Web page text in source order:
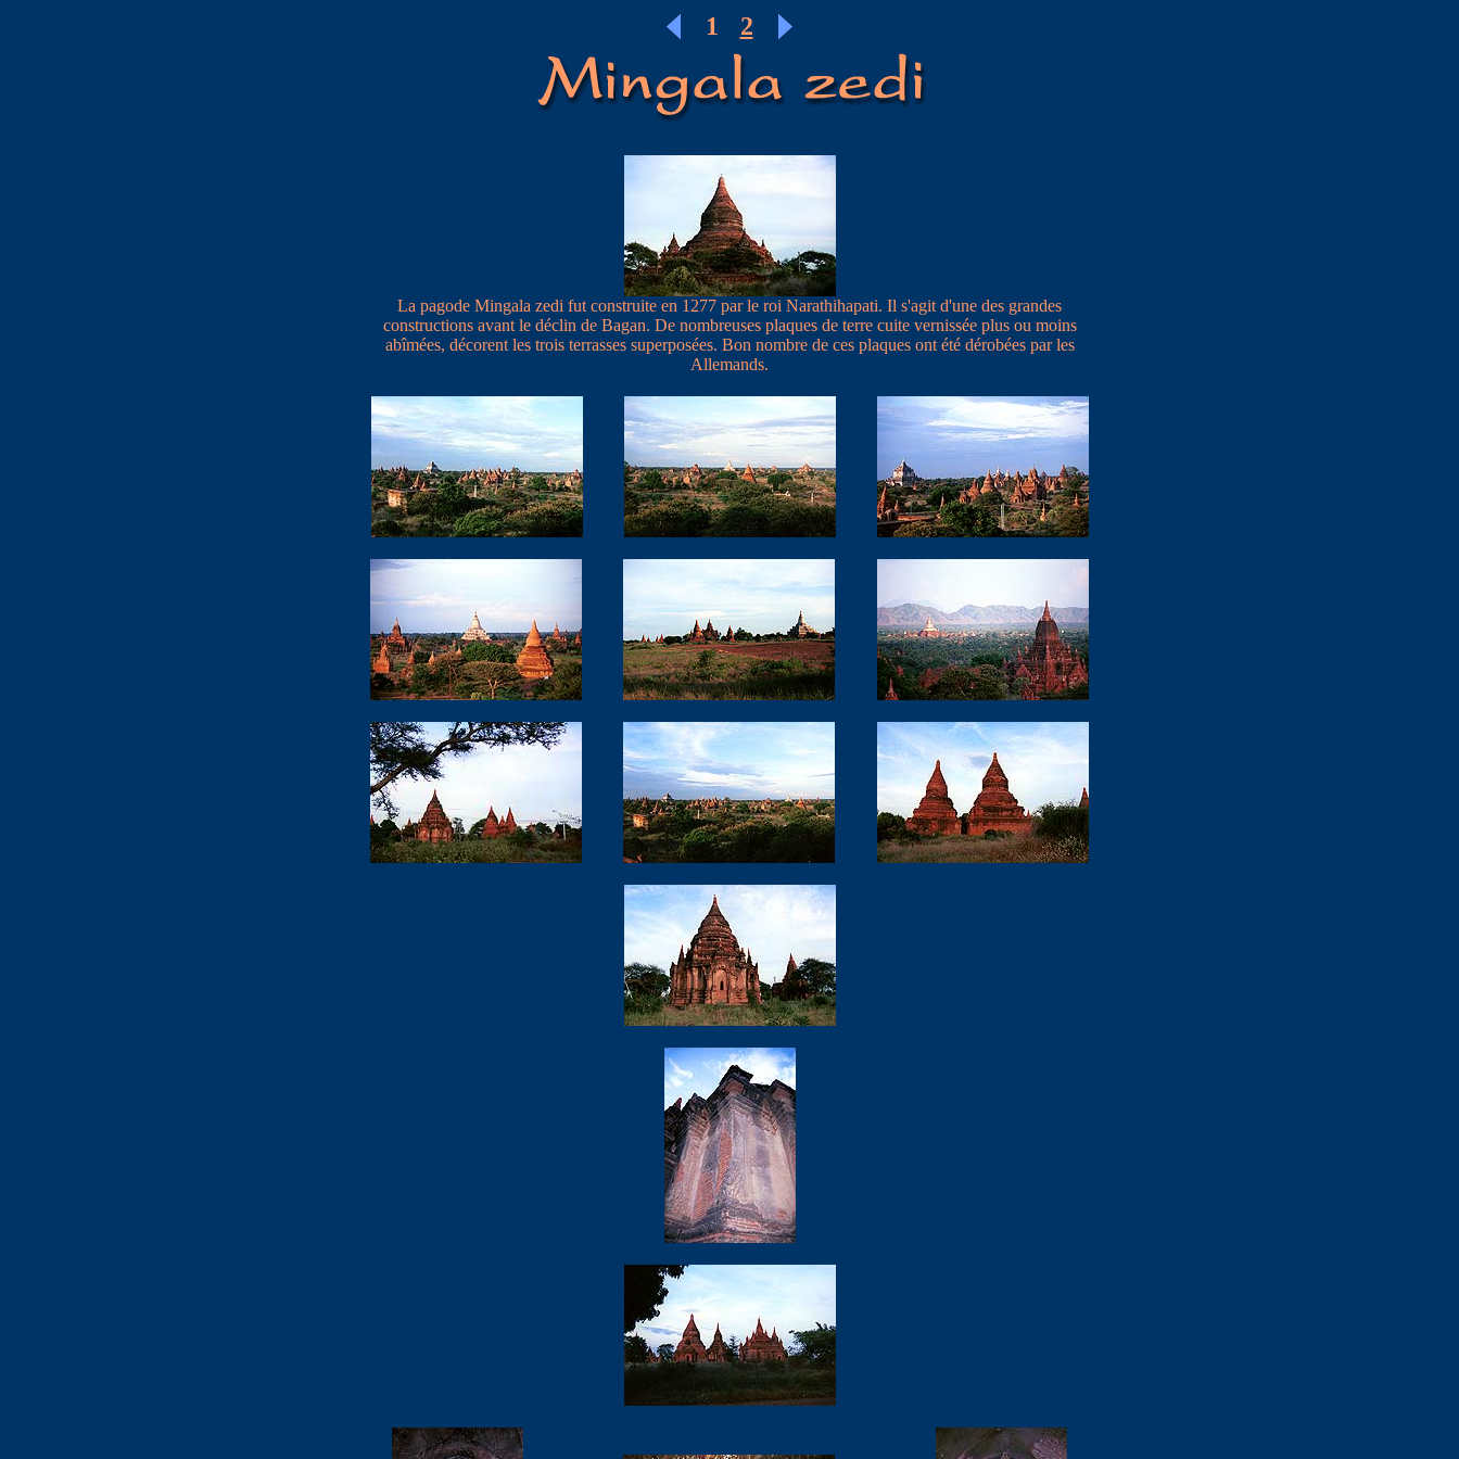
1 2
La pagode Mingala zedi fut construite en 1277 par le roi Narathihapati. Il s'agit d'une des grandes
constructions avant le déclin de Bagan. De nombreuses plaques de terre cuite vernissée plus ou moins
abîmées, décorent les trois terrasses superposées. Bon nombre de ces plaques ont été dérobées par les
Allemands.